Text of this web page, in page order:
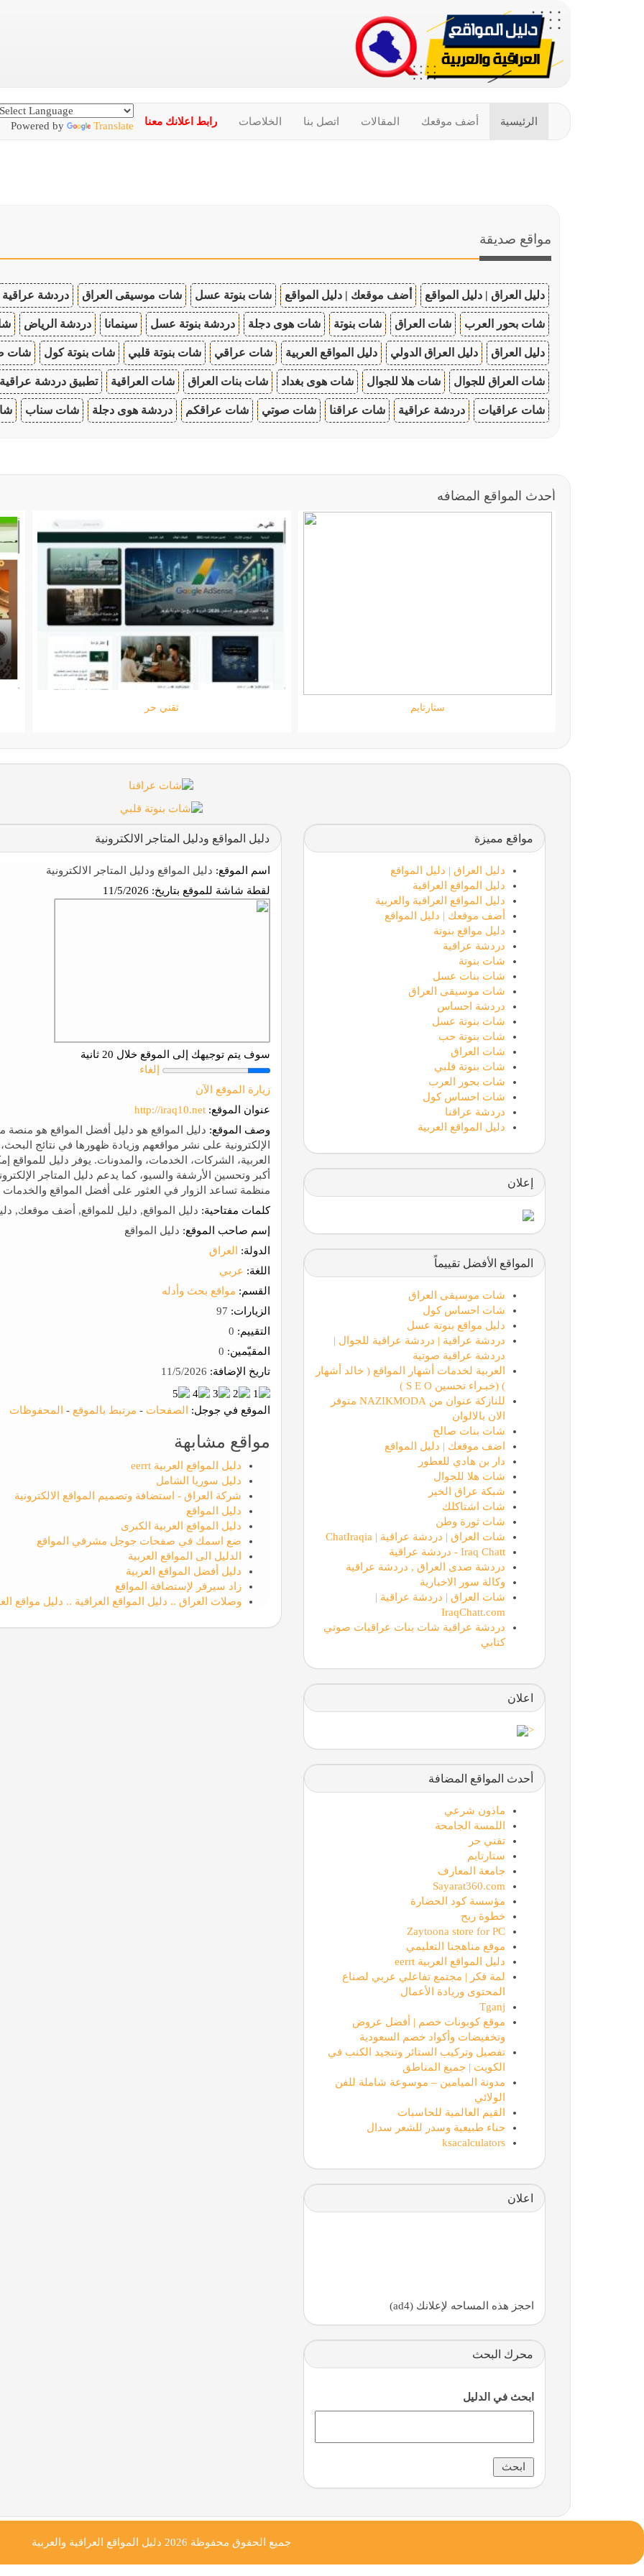
الرئيسية أضف موقعك المقالات اتصل بنا الخلاصات رابط اعلانك معنا Powered by Translate
مواقع صديقة
دليل العراق | دليل المواقع أضف موقعك | دليل المواقع شات بنوتة عسل شات موسيقى العراق دردشة عراقية
شات بحور العرب شات العراق شات بنوتة شات هوى دجلة دردشة بنوتة عسل سينمانا دردشة الرياض
دليل العراق دليل العراق الدولي دليل المواقع العربية شات عراقي شات بنوتة قلبي شات بنوتة كول شات
شات العراق للجوال شات هلا للجوال شات هوى بغداد شات بنات العراق شات العراقية تطبيق دردشة
شات عراقيات دردشة عراقية شات عراقنا شات صوتي شات عراقكم دردشة هوى دجلة شات سناب
أحدث المواقع المضافه
ستارتايم جامعة المعارف
دليل المواقع ودليل المتاجر الالكترونية
اسم الموقع: دليل المواقع ودليل المتاجر الالكترونية
لقطة شاشة للموقع بتاريخ:
سوف يتم توجيهك إلى الموقع خلال 20 ثانية
إلغاء
زيارة الموقع الآن
عنوان الموقع: http://iraq10.net
وصف الموقع: دليل المواقع هو دليل أفضل المواقع هو
الإلكترونية على نشر مواقعهم وزيادة ظهورها في نتائج
العربية، الشركات، الخدمات، والمدونات. يوفر دليل
أكبر وتحسين الأرشفة والسيو، كما يدعم دليل المتاجر
منظمة تساعد الزوار في العثور على أفضل المواقع
كلمات مفتاحية: دليل المواقع, دليل للمواقع, أضف موقعك, دليل
إسم صاحب الموقع: دليل المواقع
الدولة:
العراق
اللغة: عربي
القسم: مواقع بحث وأدله
الزيارات:
التقييم:
المقيّمين:
تاريخ الإضافة:
الموقع في جوجل: الصفحات - مرتبط بالموقع - المحفوظات
مواقع مشابهة
دليل المواقع العربية eerrt
دليل سوريا الشامل
شركة العراق - استضافة وتصميم المواقع الالكترونية
دليل المواقع
دليل المواقع العربية الكبرى
ضع اسمك في صفحات جوجل مشرفي المواقع
الدليل الى المواقع العربية
دليل أفضل المواقع العربية
زاد سيرفر لإستضافة المواقع
وصلات العراق .. دليل المواقع العراقية .. دليل مواقع
مواقع مميزة
دليل العراق | دليل المواقع
دليل المواقع العراقية
دليل المواقع العراقية والعربية
أضف موقعك | دليل المواقع
دليل مواقع بنوتة
دردشة عراقية
شات بنوتة
شات بنات عسل
شات موسيقى العراق
دردشة احساس
شات بنوتة عسل
شات بنوتة حب
شات العراق
شات بنوتة قلبي
شات بحور العرب
شات احساس كول
دردشة عراقنا
دليل المواقع العربية
إعلان
المواقع الأفضل تقييماً
شات موسيقى العراق
شات احساس كول
دليل مواقع بنوتة عسل
دردشة عراقية | دردشة عراقية للجوال |
دردشة عراقية صوتية
العربية لخدمات أشهار المواقع ( خالد أشهار
) (خبـراء تحسين S E O )
للنازكة عنوان من NAZIKMODA متوفر
الان بالالوان
شات بنات صالح
اضف موقعك | دليل المواقع
دار بن هادي للعطور
شات هلا للجوال
شبكة عراق الخير
شات اشتاكلك
شات ثورة وطن
شات العراق | دردشة عراقية | ChatIraqia
Iraq Chatt - دردشة عراقية
دردشة صدى العراق , دردشة عراقية
وكالة سور الاخبارية
شات العراق | دردشة عراقية |
IraqChatt.com
دردشة عراقية شات بنات عراقيات صوتي
كتابي
اعلان
<
أحدث المواقع المضافة
ماذون شرعي
اللمسة الجامحة
تقني حر
ستارتايم
جامعة المعارف
Sayarat360.com
مؤسسة كود الحضارة
خطوة ربح
Zaytoona store for PC
موقع مناهجنا التعليمي
دليل المواقع العربية eerrt
لمة فكر | مجتمع تفاعلي عربي لصناع
المحتوى وريادة الأعمال
Tganj
موقع كوبونات خصم | أفضل عروض
وتخفيضات وأكواد خصم السعودية
تفصيل وتركيب الستائر وتنجيد الكنب في
الكويت | جميع المناطق
مدونة الميامين – موسوعة شاملة للفن
الولائي
القيم العالمية للحاسبات
حناء طبيعية وسدر للشعر سدال
ksacalculators
اعلان
احجز هذه المساحه لإعلانك (ad4)
محرك البحث
ابحث في الدليل
جميع الحقوق محفوظة 2026 دليل المواقع العراقية والعربية